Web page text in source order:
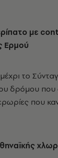
με
Eρμού
το
δρόμου που
που